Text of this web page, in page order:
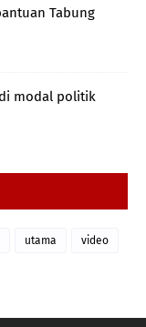
Tabung
modal politik
utama video